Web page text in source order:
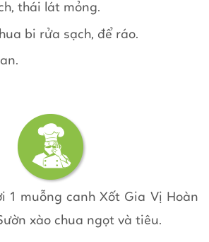
thái lát mỏng.
bi rửa sạch, để ráo.
1 muỗng canh Xốt Gia Vị Hoàn
xào chua ngọt và tiêu.